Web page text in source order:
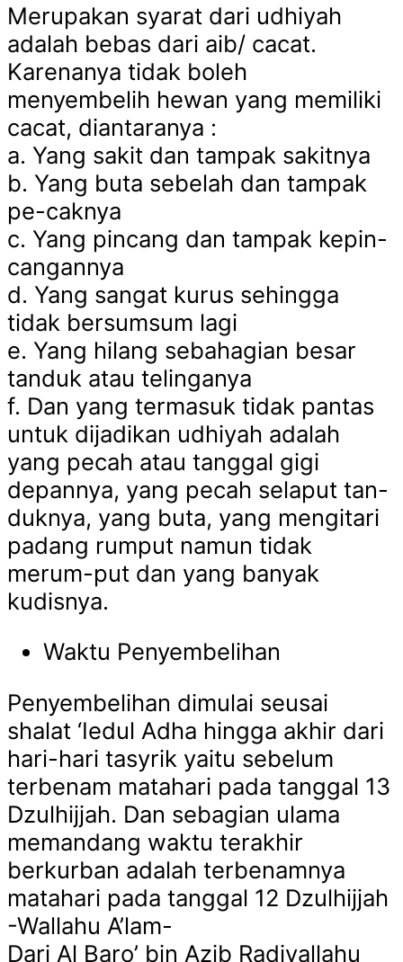
Merupakan syarat dari udhiyah
adalah bebas dari aib/ cacat.
Karenanya tidak boleh
menyembelih hewan yang memiliki
cacat, diantaranya :
a. Yang sakit dan tampak sakitnya
b. Yang buta sebelah dan tampak
pe-caknya
c. Yang pincang dan tampak kepin-
cangannya
d. Yang sangat kurus sehingga
tidak bersumsum lagi
e. Yang hilang sebahagian besar
tanduk atau telinganya
f. Dan yang termasuk tidak pantas
untuk dijadikan udhiyah adalah
yang pecah atau tanggal gigi
depannya, yang pecah selaput tan-
duknya, yang buta, yang mengitari
padang rumput namun tidak
merum-put dan yang banyak
kudisnya.
Waktu Penyembelihan
Penyembelihan dimulai seusai
shalat ‘Iedul Adha hingga akhir dari
hari-hari tasyrik yaitu sebelum
terbenam matahari pada tanggal 13
Dzulhijjah. Dan sebagian ulama
memandang waktu terakhir
berkurban adalah terbenamnya
matahari pada tanggal 12 Dzulhijjah
-Wallahu A’lam-
Dari Al Baro’ bin Azib Radiyallahu